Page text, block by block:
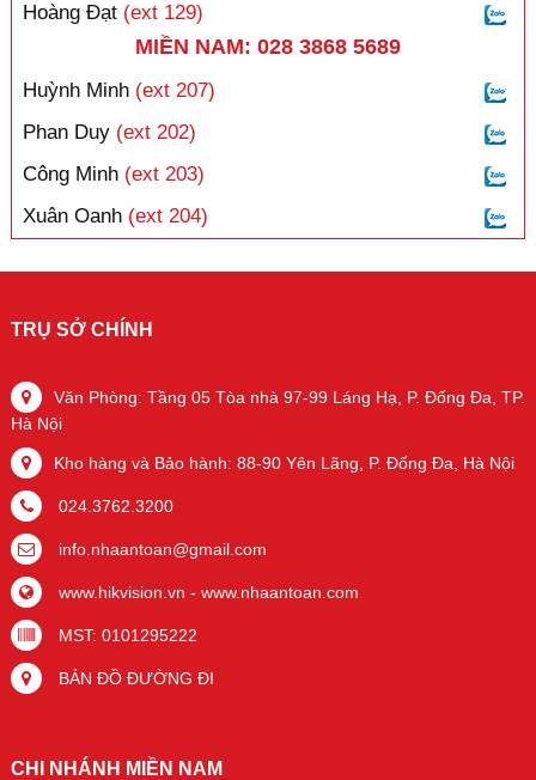
Hoàng Đạt (ext 129)
MIỀN NAM: 028 3868 5689
Huỳnh Minh (ext 207)
Phan Duy (ext 202)
Công Minh (ext 203)
Xuân Oanh (ext 204)
TRỤ SỞ CHÍNH
Văn Phòng: Tầng 05 Tòa nhà 97-99 Láng Hạ, P. Đống Đa, TP.
Hà Nội
Kho hàng và Bảo hành: 88-90 Yên Lãng, P. Đống Đa, Hà Nội
024.3762.3200
info.nhaantoan@gmail.com
www.hikvision.vn - www.nhaantoan.com
MST: 0101295222
BẢN ĐỒ ĐƯỜNG ĐI
CHI NHÁNH MIỀN NAM